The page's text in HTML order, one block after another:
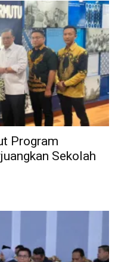
Program
Sekolah